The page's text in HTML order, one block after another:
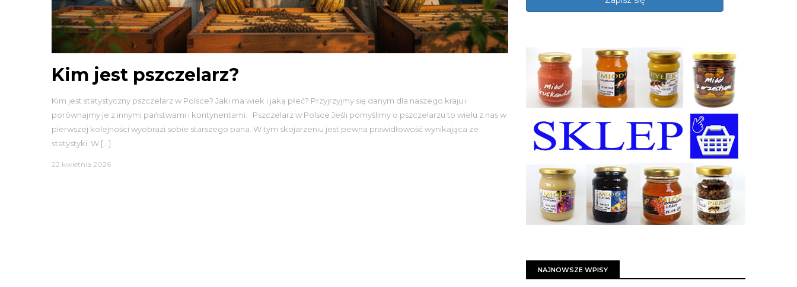
Kim jest pszczelarz?
Kim jest statystyczny pszczelarz w Polsce? Jaki ma wiek i jaką płeć? Przyjrzyjmy się danym dla naszego kraju i
porównajmy je z innymi państwami i kontynentami. Pszczelarz w Polsce Jeśli pomyślimy o pszczelarzu to wielu z nas w
pierwszej kolejności wyobrazi sobie starszego pana. W tym skojarzeniu jest pewna prawidłowość wynikająca ze
statystyki. W […]
22 kwietnia 2026
NAJNOWSZE WPISY